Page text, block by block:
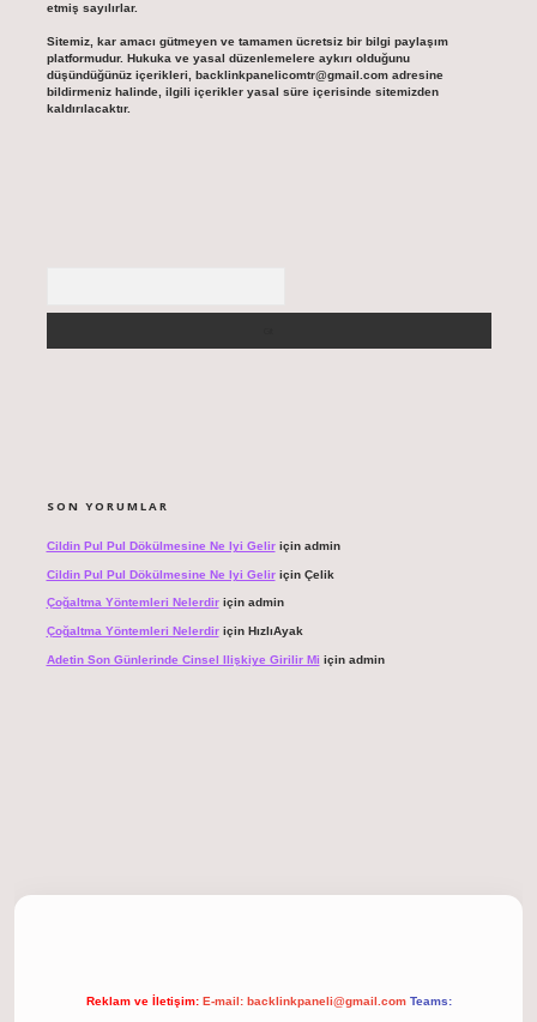
etmiş sayılırlar.
Sitemiz, kar amacı gütmeyen ve tamamen ücretsiz bir bilgi paylaşım
platformudur. Hukuka ve yasal düzenlemelere aykırı olduğunu
düşündüğünüz içerikleri, backlinkpanelicomtr@gmail.comadresine
bildirmeniz halinde, ilgili içerikler yasal süre içerisinde sitemizden
kaldırılacaktır.
SON YORUMLAR
Cildin Pul Pul Dökülmesine Ne Iyi Geliriçin admin
Cildin Pul Pul Dökülmesine Ne Iyi Geliriçin Çelik
Çoğaltma Yöntemleri Nelerdiriçin admin
Çoğaltma Yöntemleri Nelerdiriçin HızlıAyak
Adetin Son Günlerinde Cinsel Ilişkiye Girilir Mi için admin
Reklam ve İletişim: E-mail: backlinkpaneli@gmail.com Teams: